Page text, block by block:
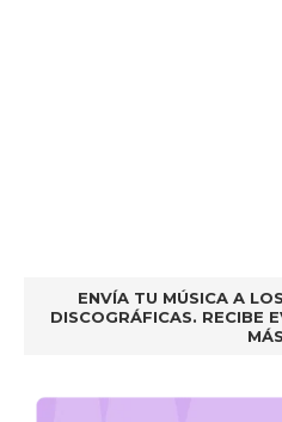
ENVÍA TU MÚSICA A
DISCOGRÁFICAS. RECIBE